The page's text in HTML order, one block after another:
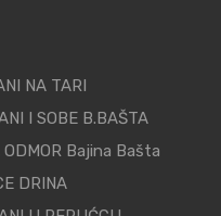
NA TARI
I SOBE B.BAŠTA
ODMOR Bajina Bašta
DRINA